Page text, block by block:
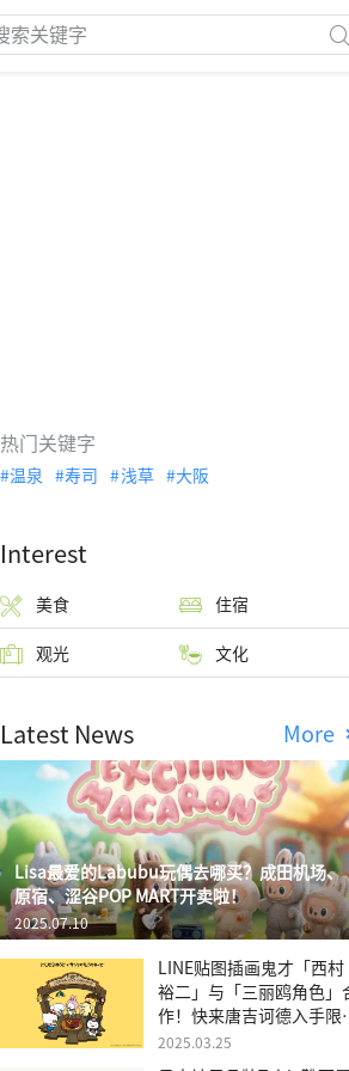
热门关键字
温泉 寿司 浅草 大阪
Interest
美食 住宿
观光 文化
Latest News More
Lisa最爱的Labubu玩偶去哪买？成田机场、
原宿、涩谷POP MART开卖啦！
2025.07.10
LINE贴图插画鬼才「西村
裕二」与「三丽鸥角色」
作！快来唐吉诃德入手限
商品
2025.03.25